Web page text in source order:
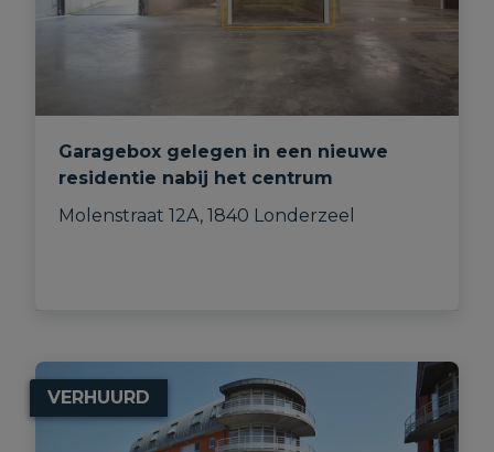
Garagebox gelegen in een nieuwe
residentie nabij het centrum
Molenstraat 12A, 1840 Londerzeel
VERHUURD